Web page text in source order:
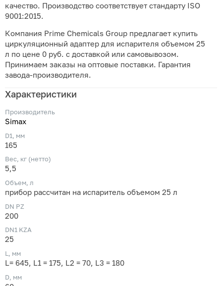
качество. Производство соответствует стандарту ISO
9001:2015.
Компания Prime Chemicals Group предлагает купить
циркуляционный адаптер для испарителя объемом 25
л по цене 0 руб. с доставкой или самовывозом.
Принимаем заказы на оптовые поставки. Гарантия
завода-производителя.
Характеристики
Производитель
Simax
D1, мм
165
Вес, кг (нетто)
5,5
Объем, л
прибор рассчитан на испаритель объемом 25 л
DN PZ
200
DN1 KZA
25
L, мм
L= 645, L1 = 175, L2 = 70, L3 = 180
D, мм